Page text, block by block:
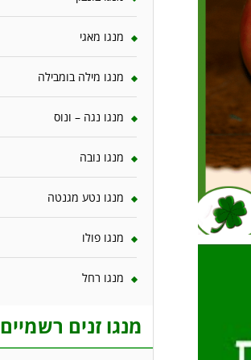
מנגו מאגי
מנגו מילה בומבילה
מנגו נגה – ונוס
מנגו נובה
מנגו נטע מגנטה
מנגו פולו
מנגו רחל
מנגו זנים רשמיים